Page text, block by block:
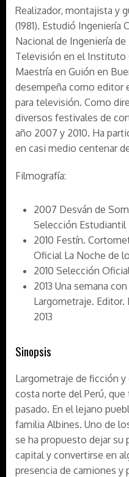
Realizador, montajista y
(1981). Estudió Ingeniería
Nacional de Ingeniería
Televisión en el Instituto
Maestría en Guión en
desempeña como editor
para televisión. Como
diversos festivales de
año 2007 y 2010. Ha
en casi medio centenar
Filmografía:
2007 Desván de
Selección Estudiantil
2010 Festín.
Oficial La Noche de
2010 Selección
2013 Una semana
Largometraje.
2013
Sinopsis
Largometraje de ficción
costa norte del Perú,
pasado. En el lejano
familia Albines. Uno de
se ha propuesto dejar su
capital y convertirse en
presencia de camiones y